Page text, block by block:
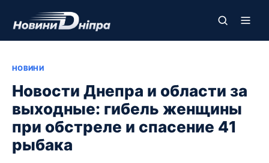
НОВИНИ
Новости Днепра и области за
выходные: гибель женщины
при обстреле и спасение 41
рыбака